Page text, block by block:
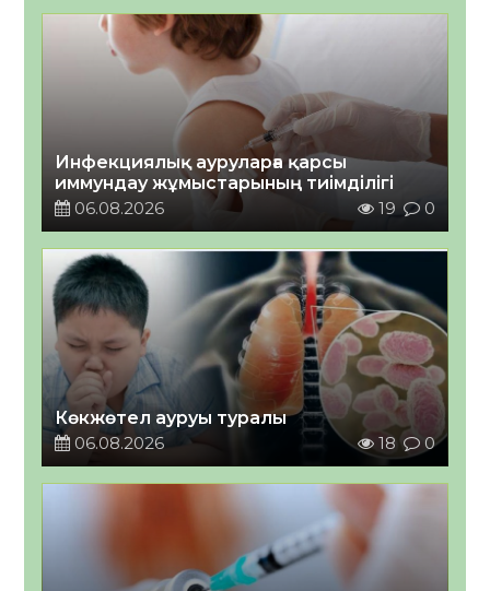
Инфекциялық ауруларға қарсы
иммундау жұмыстарының тиімділігі
06.08.2026
19 0
Көкжөтел ауруы туралы
06.08.2026
18 0